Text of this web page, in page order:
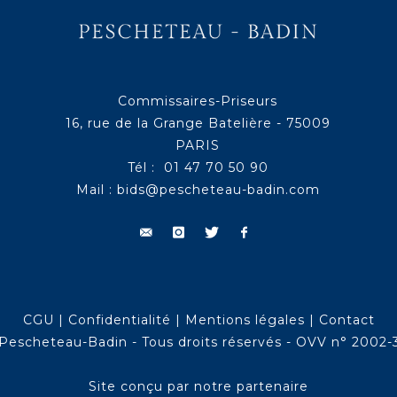
Commissaires-Priseurs
16, rue de la Grange Batelière - 75009
PARIS
Tél : 01 47 70 50 90
Mail : bids@pescheteau-badin.com
CGU | Confidentialité | Mentions légales | Contact
Badin - Tous droits réservés - OVV n° 2002-
Site conçu par notre partenaire